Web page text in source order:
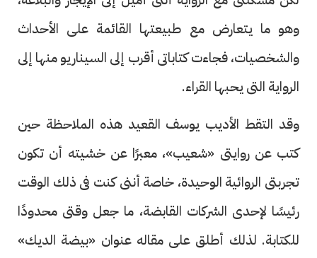
وهو ما يتعارض مع طبيعتها القائمة على الأحداث
والشخصيات، فجاءت كتاباتى أقرب إلى السيناريو منها إلى
الرواية التى يحبها القراء.
وقد التقط الأديب يوسف القعيد هذه الملاحظة حين
كتب عن روايتى «شعيب»، معبرًا عن خشيته أن تكون
تجربتى الروائية الوحيدة، خاصة أننى كنت فى ذلك الوقت
رئيسًا لإحدى الشركات القابضة، ما جعل وقتى محدودًا
للكتابة. لذلك أطلق على مقاله عنوان «بيضة الديك»